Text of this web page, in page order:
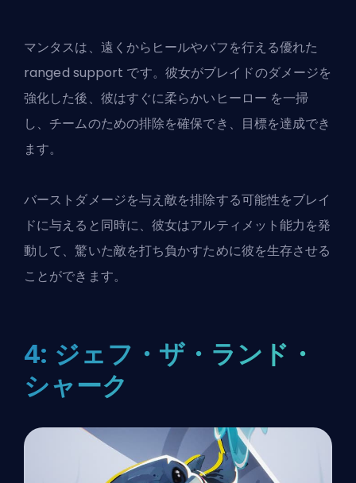
マンタスは、遠くからヒールやバフを行える優れた
ranged support です。彼女がブレイドのダメージを
強化した後、彼はすぐに柔らかい ヒーロー を一掃
し、チームのための排除を確保でき、目標を達成でき
ます。
バーストダメージを与え敵を排除する可能性をブレイ
ドに与えると同時に、彼女はアルティメット能力を発
動して、驚いた敵を打ち負かすために彼を生存させる
ことができます。
4: ジェフ・ザ・ランド・
シャーク